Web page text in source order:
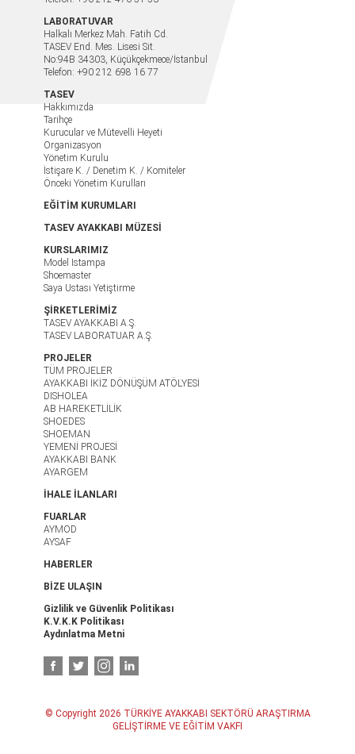
LABORATUVAR
Halkalı Merkez Mah. Fatih Cd.
TASEV End. Mes. Lisesi Sit.
No:94B 34303, Küçükçekmece/İstanbul
Telefon: +90 212 698 16 77
TASEV
Hakkımızda
Tarihçe
Kurucular ve Mütevelli Heyeti
Organizasyon
Yönetim Kurulu
İstişare K. / Denetim K. / Komiteler
Önceki Yönetim Kurulları
EĞİTİM KURUMLARI
TASEV AYAKKABI MÜZESİ
KURSLARIMIZ
Model Istampa
Shoemaster
Saya Ustası Yetiştirme
ŞİRKETLERİMİZ
TASEV AYAKKABI A.Ş.
TASEV LABORATUAR A.Ş.
PROJELER
TÜM PROJELER
AYAKKABI İKİZ DÖNÜŞÜM ATÖLYESİ
DISHOLEA
AB HAREKETLİLİK
SHOEDES
SHOEMAN
YEMENİ PROJESİ
AYAKKABI BANK
AYARGEM
İHALE İLANLARI
FUARLAR
AYMOD
AYSAF
HABERLER
BİZE ULAŞIN
Gizlilik ve Güvenlik Politikası
K.V.K.K Politikası
Aydınlatma Metni
© Copyright 2026 TÜRKİYE AYAKKABI SEKTÖRÜ ARAŞTIRMA
GELİŞTİRME VE EĞİTİM VAKFI